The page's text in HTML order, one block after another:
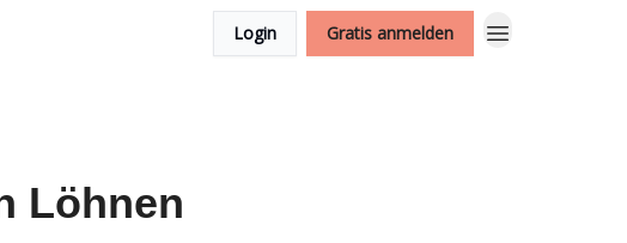
Login Gratis anmelden
Löhnen